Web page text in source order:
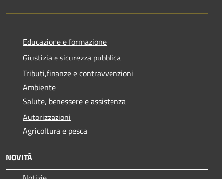
Educazione e formazione
Giustizia e sicurezza pubblica
Tributi,finanze e contravvenzioni
Ambiente
Salute, benessere e assistenza
Autorizzazioni
Agricoltura e pesca
NOVITÀ